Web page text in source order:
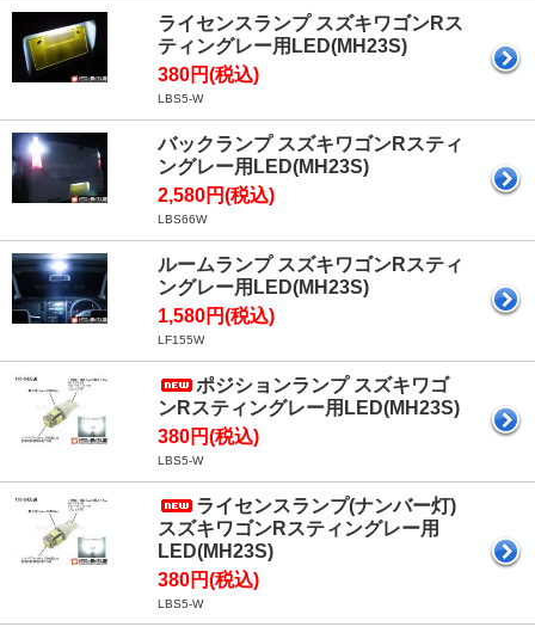
ライセンスランプ スズキワゴンRス
ティングレー用LED(MH23S)
380円(税込)
LBS5-W
バックランプ スズキワゴンRスティ
ングレー用LED(MH23S)
2,580円(税込)
LBS66W
ルームランプ スズキワゴンRスティ
ングレー用LED(MH23S)
1,580円(税込)
LF155W
ポジションランプ スズキワゴ
ンRスティングレー用LED(MH23S)
380円(税込)
LBS5-W
ライセンスランプ(ナンバー灯)
スズキワゴンRスティングレー用
LED(MH23S)
380円(税込)
LBS5-W